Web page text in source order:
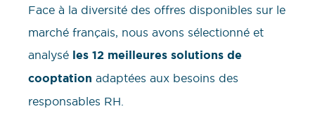
Face à la diversité des offres disponibles sur le
marché français, nous avons sélectionné et
analysé les 12 meilleures solutions de
cooptation adaptées aux besoins des
responsables RH.